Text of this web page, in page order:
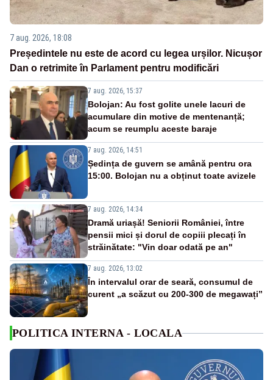
7 aug. 2026, 18:08
Președintele nu este de acord cu legea urșilor. Nicușor
Dan o retrimite în Parlament pentru modificări
7 aug. 2026, 15:37
Bolojan: Au fost golite unele lacuri de
acumulare din motive de mentenanță;
acum se reumplu aceste baraje
7 aug. 2026, 14:51
Ședința de guvern se amână pentru ora
15:00. Bolojan nu a obținut toate avizele
7 aug. 2026, 14:34
Dramă uriașă! Seniorii României, între
pensii mici și dorul de copiii plecați în
străinătate: "Vin doar odată pe an"
7 aug. 2026, 13:02
În intervalul orar de seară, consumul de
curent „a scăzut cu 200-300 de megawați”
POLITICA INTERNA - LOCALA